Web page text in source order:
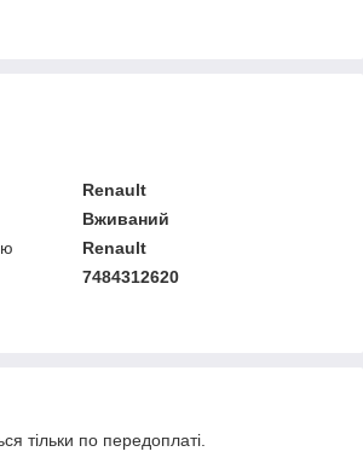
Renault
Вживаний
Renault
7484312620
тільки по передоплаті.